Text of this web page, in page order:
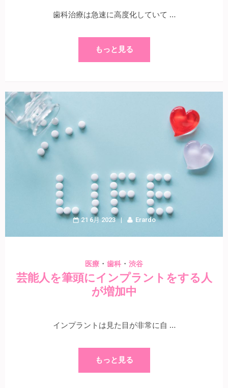
歯科治療は急速に高度化していて …
もっと見る
21 6月 2023 Erardo
医療 ・ 歯科 ・ 渋谷
芸能人を筆頭にインプラントをする人
が増加中
インプラントは見た目が非常に自 …
もっと見る